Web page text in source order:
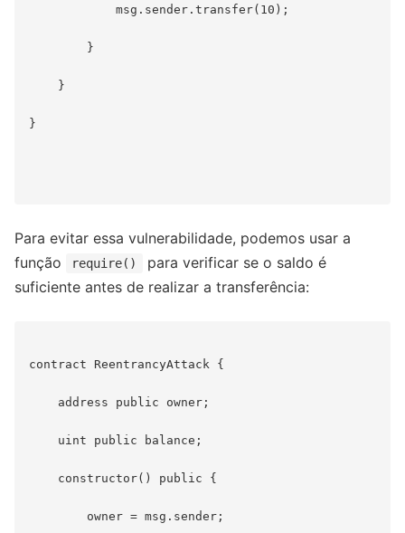
msg.sender.transfer(10);
}
}
}
Para evitar essa vulnerabilidade, podemos usar a
função
require()
para verificar se o saldo é
suficiente antes de realizar a transferência:
contract ReentrancyAttack {
address public owner;
uint public balance;
constructor() public {
owner = msg.sender;